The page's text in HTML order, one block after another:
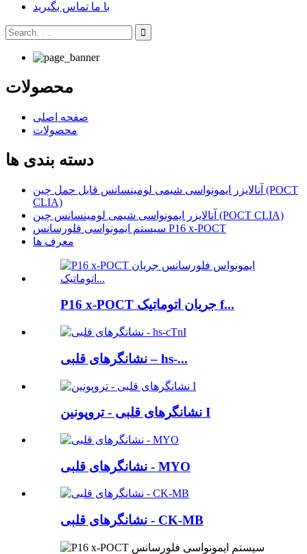
با ما تماس بگیرید
محصولات
صفحه اصلی
محصولات
دسته بندی ها
آنالایزر ایمونواسی شیمی لومینسانس قابل حمل چین (POCT
CLIA)
آنالایزر ایمونواسی شیمی لومینسانس چین (POCT CLIA)
سیستم ایمونواسی فلورسانس P16 x-POCT
معرف ها
P16 x-POCT جریان اتوماتیک f...
نشانگرهای قلبی – hs-...
نشانگرهای قلبی - تروپونین I
نشانگرهای قلبی - MYO
نشانگرهای قلبی - CK-MB